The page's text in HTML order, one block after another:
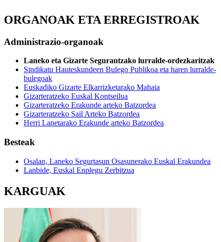
ORGANOAK ETA ERREGISTROAK
Administrazio-organoak
Laneko eta Gizarte Segurantzako lurralde-ordezkaritzak
Sindikatu Hauteskundeen Bulego Publikoa eta haren lurralde-
bulegoak
Euskadiko Gizarte Elkarrizketarako Mahaia
Gizarteratzeko Euskal Kontseilua
Gizarteratzeko Erakunde arteko Batzordea
Gizarteratzeko Sail Arteko Batzordea
Herri Lanetarako Erakunde arteko Batzordea
Besteak
Osalan, Laneko Segurtasun Osasunerako Euskal Erakundea
Lanbide, Euskal Enplegu Zerbitzua
KARGUAK